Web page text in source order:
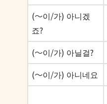
(〜이/가) 아니겠
죠?
(〜이/가) 아닐걸?
(〜이/가) 아니네요